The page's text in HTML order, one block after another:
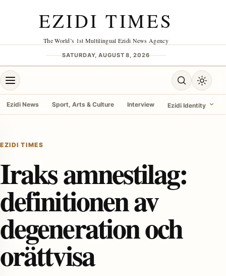
EZIDI TIMES
The World’s 1st Multilingual Ezidi News Agency
SATURDAY, AUGUST 8, 2026
Open menu Open search
Toggle
Ezidi News Sport, Arts & Culture Interview Ezidi Identity
EZIDI TIMES
Iraks amnestilag:
definitionen av
degeneration och
orättvisa